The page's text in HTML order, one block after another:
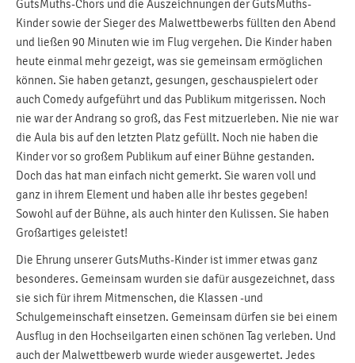
GutsMuths-Chors und die Auszeichnungen der GutsMuths-
Kinder sowie der Sieger des Malwettbewerbs füllten den Abend
und ließen 90 Minuten wie im Flug vergehen. Die Kinder haben
heute einmal mehr gezeigt, was sie gemeinsam ermöglichen
können. Sie haben getanzt, gesungen, geschauspielert oder
auch Comedy aufgeführt und das Publikum mitgerissen. Noch
nie war der Andrang so groß, das Fest mitzuerleben. Nie nie war
die Aula bis auf den letzten Platz gefüllt. Noch nie haben die
Kinder vor so großem Publikum auf einer Bühne gestanden.
Doch das hat man einfach nicht gemerkt. Sie waren voll und
ganz in ihrem Element und haben alle ihr bestes gegeben!
Sowohl auf der Bühne, als auch hinter den Kulissen. Sie haben
Großartiges geleistet!
Die Ehrung unserer GutsMuths-Kinder ist immer etwas ganz
besonderes. Gemeinsam wurden sie dafür ausgezeichnet, dass
sie sich für ihrem Mitmenschen, die Klassen -und
Schulgemeinschaft einsetzen. Gemeinsam dürfen sie bei einem
Ausflug in den Hochseilgarten einen schönen Tag verleben. Und
auch der Malwettbewerb wurde wieder ausgewertet. Jedes